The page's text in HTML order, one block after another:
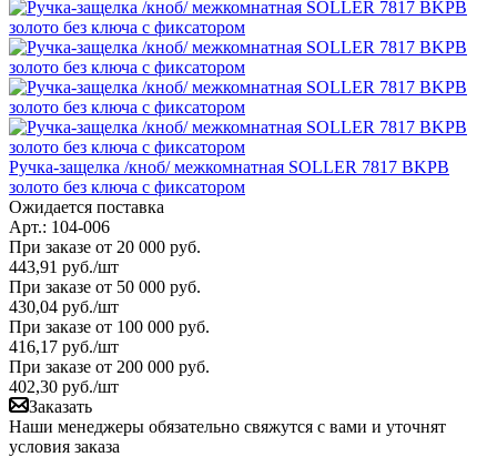
Ручка-защелка /кноб/ межкомнатная SOLLER 7817 BKPB
золото без ключа с фиксатором
Ожидается поставка
Арт.: 104-006
При заказе от 20 000 руб.
443,91 руб./шт
При заказе от 50 000 руб.
430,04 руб./шт
При заказе от 100 000 руб.
416,17 руб./шт
При заказе от 200 000 руб.
402,30 руб./шт
Заказать
Наши менеджеры обязательно свяжутся с вами и уточнят
условия заказа